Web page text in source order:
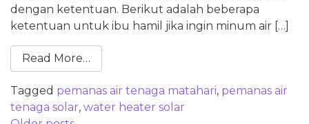
dengan ketentuan. Berikut adalah beberapa
ketentuan untuk ibu hamil jika ingin minum air […]
Read More…
Tagged pemanas air tenaga matahari, pemanas air
tenaga solar, water heater solar
Posts